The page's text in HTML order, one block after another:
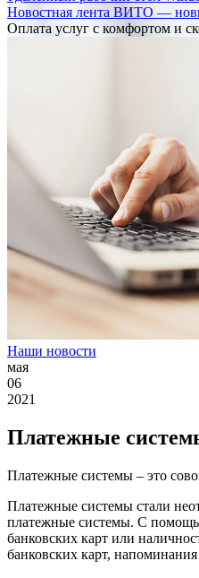
Новостная лента ВИТО —
Оплата услуг с комфортом и
Наши новости
мая
06
2021
Платежные
Платежные системы – это
Платежные системы стали
платежные системы. С
банковских карт или
банковских карт,